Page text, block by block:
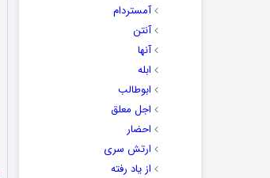
آمستردام
آنتن
آنها
ابله
ابوطالب
اجل معلق
احضار
ارتش سری
از یاد رفته